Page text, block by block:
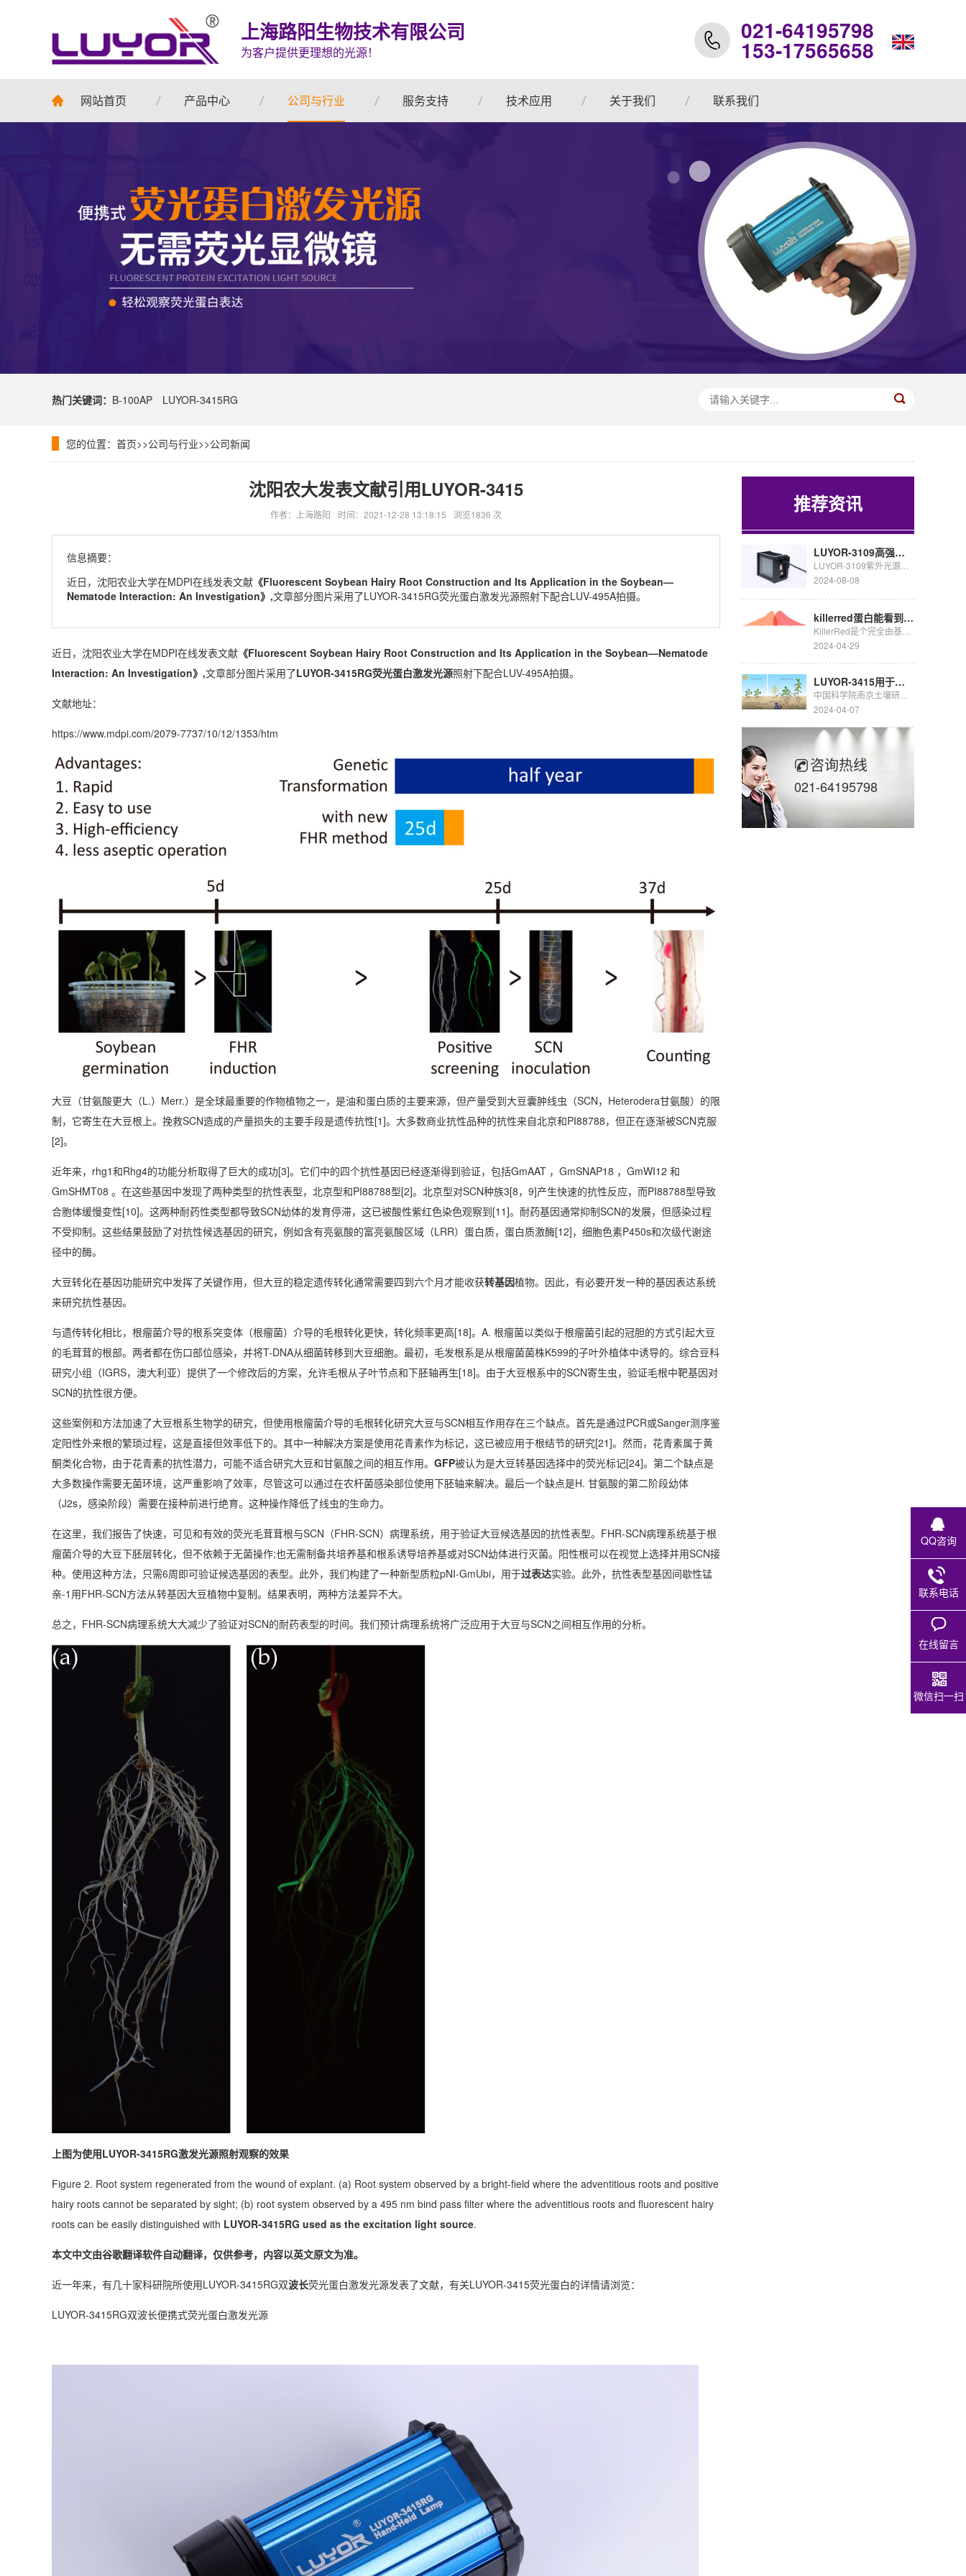
上海路阳生物技术有限公司
为客户提供更理想的光源！
021-64195798
153-17565658
网站首页 产品中心 公司与行业 服务支持 技术应用 关于我们 联系我们
热门关键词： B-100AP LUYOR-3415RG
您的位置： 首页>>公司与行业>>公司新闻
推荐资讯
LUYOR-3109高强度紫外催化光源促销
2024-08-08
killerred蛋白能看到荧光吗
2024-04-29
LUYOR-3415用于豆科生物固氮的研究
2024-04-07
咨询热线
021-64195798
沈阳农大发表文献引用LUYOR-3415
作者：上海路阳 时间：2021-12-28 13:18:15 浏览1836 次
信息摘要：
近日，沈阳农业大学在MDPI在线发表文献 《Fluorescent Soybean Hairy Root Construction and Its Application in the Soybean—
Nematode Interaction: An Investigation》,文章部分图片采用了LUYOR-3415RG荧光蛋白激发光源照射下配合LUV-495A拍摄。
近日，沈阳农业大学在MDPI在线发表文献 《Fluorescent Soybean Hairy Root Construction and Its Application in the Soybean—Nematode
Interaction: An Investigation》,文章部分图片采用了LUYOR-3415RG荧光蛋白激发光源照射下配合LUV-495A拍摄。
文献地址：
https://www.mdpi.com/2079-7737/10/12/1353/htm
大豆（甘氨酸更大（L.）Merr.）是全球最重要的作物植物之一，是油和蛋白质的主要来源，但产量受到大豆囊肿线虫（SCN，Heterodera甘氨酸）的限
制，它寄生在大豆根上。挽救SCN造成的产量损失的主要手段是遗传抗性[1]。大多数商业抗性品种的抗性来自北京和PI88788，但正在逐渐被SCN克服
[2]。
近年来，rhg1和Rhg4的功能分析取得了巨大的成功[3]。它们中的四个抗性基因已经逐渐得到验证，包括GmAAT ，GmSNAP18 ，GmWI12 和
GmSHMT08 。在这些基因中发现了两种类型的抗性表型，北京型和PI88788型[2]。北京型对SCN种族3[8，9]产生快速的抗性反应，而PI88788型导致
合胞体缓慢变性[10]。这两种耐药性类型都导致SCN幼体的发育停滞，这已被酸性紫红色染色观察到[11]。耐药基因通常抑制SCN的发展，但感染过程
不受抑制。这些结果鼓励了对抗性候选基因的研究，例如含有亮氨酸的富亮氨酸区域（LRR）蛋白质，蛋白质激酶[12]，细胞色素P450s和次级代谢途
径中的酶。
大豆转化在基因功能研究中发挥了关键作用，但大豆的稳定遗传转化通常需要四到六个月才能收获转基因植物。因此，有必要开发一种的基因表达系统
来研究抗性基因。
与遗传转化相比，根瘤菌介导的根系突变体（根瘤菌）介导的毛根转化更快，转化频率更高[18]。A. 根瘤菌以类似于根瘤菌引起的冠胆的方式引起大豆
的毛茸茸的根部。两者都在伤口部位感染，并将T-DNA从细菌转移到大豆细胞。最初，毛发根系是从根瘤菌菌株K599的子叶外植体中诱导的。综合豆科
研究小组（IGRS，澳大利亚）提供了一个修改后的方案，允许毛根从子叶节点和下胚轴再生[18]。由于大豆根系中的SCN寄生虫，验证毛根中靶基因对
SCN的抗性很方便。
这些案例和方法加速了大豆根系生物学的研究，但使用根瘤菌介导的毛根转化研究大豆与SCN相互作用存在三个缺点。首先是通过PCR或Sanger测序鉴
定阳性外来根的繁琐过程，这是直接但效率低下的。其中一种解决方案是使用花青素作为标记，这已被应用于根结节的研究[21]。然而，花青素属于黄
酮类化合物，由于花青素的抗性潜力，可能不适合研究大豆和甘氨酸之间的相互作用。 GFP被认为是大豆转基因选择中的荧光标记[24]。第二个缺点是
大多数操作需要无菌环境，这严重影响了效率，尽管这可以通过在农杆菌感染部位使用下胚轴来解决。最后一个缺点是H. 甘氨酸的第二阶段幼体
（J2s，感染阶段）需要在接种前进行绝育。这种操作降低了线虫的生命力。
在这里，我们报告了快速，可见和有效的荧光毛茸茸根与SCN（FHR-SCN）病理系统，用于验证大豆候选基因的抗性表型。FHR-SCN病理系统基于根
瘤菌介导的大豆下胚层转化，但不依赖于无菌操作;也无需制备共培养基和根系诱导培养基或对SCN幼体进行灭菌。阳性根可以在视觉上选择并用SCN接
种。使用这种方法，只需6周即可验证候选基因的表型。此外，我们构建了一种新型质粒pNI-GmUbi，用于过表达实验。此外，抗性表型基因间歇性锰
亲-1用FHR-SCN方法从转基因大豆植物中复制。结果表明，两种方法差异不大。
总之，FHR-SCN病理系统大大减少了验证对SCN的耐药表型的时间。我们预计病理系统将广泛应用于大豆与SCN之间相互作用的分析。
上图为使用LUYOR-3415RG激发光源照射观察的效果
Figure 2. Root system regenerated from the wound of explant. (a) Root system observed by a bright-field where the adventitious roots and positive
hairy roots cannot be separated by sight; (b) root system observed by a 495 nm bind pass filter where the adventitious roots and fluorescent hairy
roots can be easily distinguished with LUYOR-3415RG used as the excitation light source.
本文中文由谷歌翻译软件自动翻译，仅供参考，内容以英文原文为准。
近一年来，有几十家科研院所使用LUYOR-3415RG双波长荧光蛋白激发光源发表了文献，有关LUYOR-3415荧光蛋白的详情请浏览：
LUYOR-3415RG双波长便携式荧光蛋白激发光源
QQ咨询
联系电话
在线留言
微信扫一扫